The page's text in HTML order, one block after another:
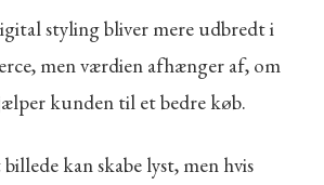
styling bliver mere udbredt i
men værdien afhænger af, om
kunden til et bedre køb.
kan skabe lyst, men hvis